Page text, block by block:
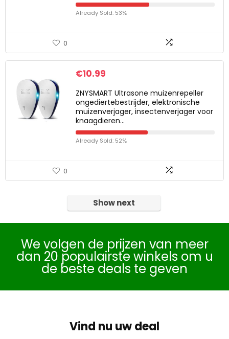
Already Sold: 53%
0
€10.99
ZNYSMART Ultrasone muizenrepeller
ongediertebestrijder, elektronische
muizenverjager, insectenverjager voor
knaagdieren…
Already Sold: 52%
0
Show next
We volgen de prijzen van meer
dan 20 populairste winkels om u
de beste deals te geven
Vind nu uw deal